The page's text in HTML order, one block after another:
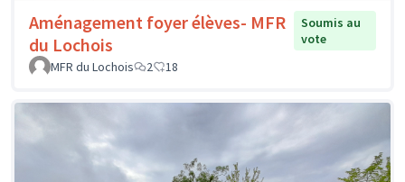
Aménagement foyer élèves- MFR
du Lochois
Soumis au
vote
MFR du Lochois
2 18